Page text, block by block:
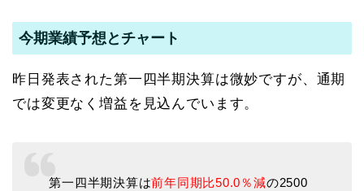
今期業績予想とチャート
昨日発表された第一四半期決算は微妙ですが、通期
では変更なく増益を見込んでいます。
第一四半期決算は前年同期比50.0％減の2500